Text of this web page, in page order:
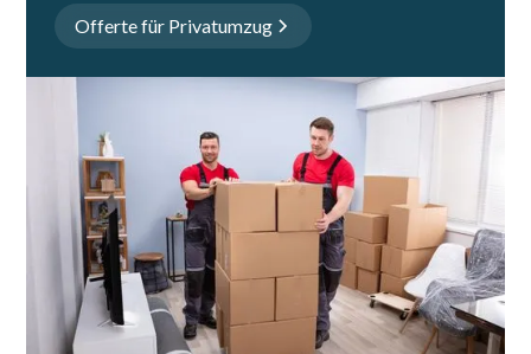
Offerte für Privatumzug